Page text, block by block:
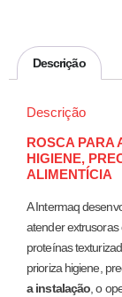
Descrição
Descrição
ROSCA PARA
HIGIENE,
ALIMENTÍCIA
A Intermaq
atender
proteínas
prioriza higiene,
a instalação, o